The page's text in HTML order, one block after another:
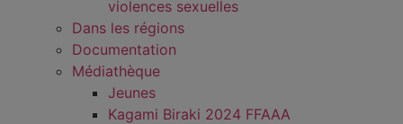
violences sexuelles
Dans les régions
Documentation
Médiathèque
Jeunes
Kagami Biraki 2024 FFAAA